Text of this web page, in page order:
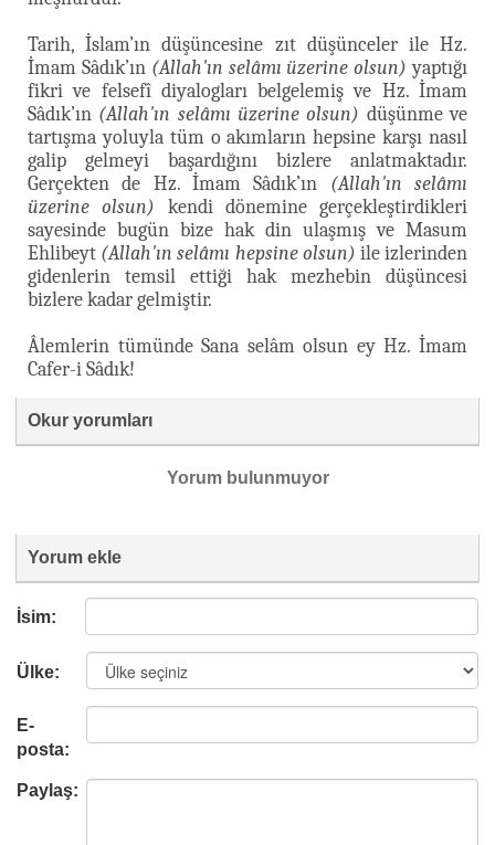
Tarih, İslam’ın düşüncesine zıt düşünceler ile Hz.
İmam Sâdık’ın (Allah'ın selâmı üzerine olsun) yaptığı
fikri ve felsefî diyalogları belgelemiş ve Hz. İmam
Sâdık’ın (Allah'ın selâmı üzerine olsun) düşünme ve
tartışma yoluyla tüm o akımların hepsine karşı nasıl
galip gelmeyi başardığını bizlere anlatmaktadır.
Gerçekten de Hz. İmam Sâdık’ın (Allah'ın selâmı
üzerine olsun) kendi dönemine gerçekleştirdikleri
sayesinde bugün bize hak din ulaşmış ve Masum
Ehlibeyt (Allah'ın selâmı hepsine olsun) ile izlerinden
gidenlerin temsil ettiği hak mezhebin düşüncesi
bizlere kadar gelmiştir.
Âlemlerin tümünde Sana selâm olsun ey Hz. İmam
Cafer-i Sâdık!
Okur yorumları
Yorum bulunmuyor
Yorum ekle
İsim:
Ülke:
E-
posta:
Paylaş: